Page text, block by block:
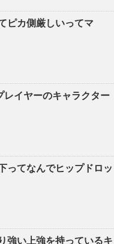
ピカ側厳しいってマ
レイヤーのキャラクター
ってなんでヒップドロッ
強い上強を持っているキ